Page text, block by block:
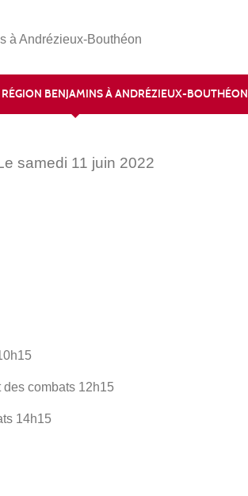
à Andrézieux-Bouthéon
BENJAMINS À ANDRÉZIEUX-BOUTHÉON
samedi 11 juin 2022
des combats 12h15
14h15